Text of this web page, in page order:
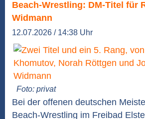
Beach-Wrestling: DM-Titel für
Widmann
12.07.2026 / 14:38 Uhr
Foto: privat
Bei der offenen deutschen
Beach-Wrestling im Freibad